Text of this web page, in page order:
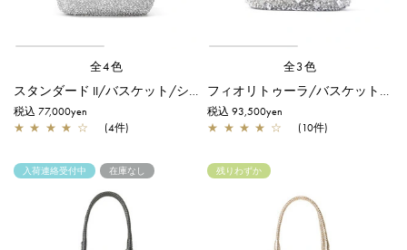
全4色
スタンダード II/バスケット/シルバー
税込 77,000yen
★ ★ ★ ★ ☆ (4件)
全3色
フィオリトゥーラ/バスケット/シルバー
税込 93,500yen
★ ★ ★ ★ ☆ (10件)
入荷連絡受付中 在庫なし 残りわずか